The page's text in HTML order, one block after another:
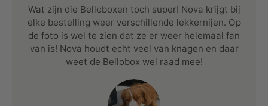
Wat zijn die Belloboxen toch super! Nova krijgt bij
elke bestelling weer verschillende lekkernijen. Op
de foto is wel te zien dat ze er weer helemaal fan
van is! Nova houdt echt veel van knagen en daar
weet de Bellobox wel raad mee!